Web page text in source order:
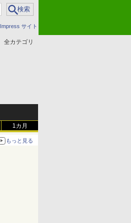
Impress サイト
全カテゴリ
1カ月
もっと見る